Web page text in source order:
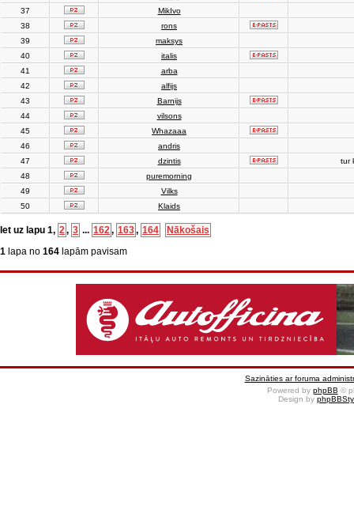
37
MikIvo
38
rons
39
maksys
40
italis
41
arba
42
alfijs
43
Barnijs
44
vilsons
45
Whazaaa
46
andris
47
dzintis
tur
48
puremorning
49
Vilks
50
Klaids
Iet uz lapu 1, 2, 3 ... 162, 163, 164
Nākošais
1 lapa no 164 lapām pavisam
Sazināties ar foruma
Powered by phpBB ©
Design by